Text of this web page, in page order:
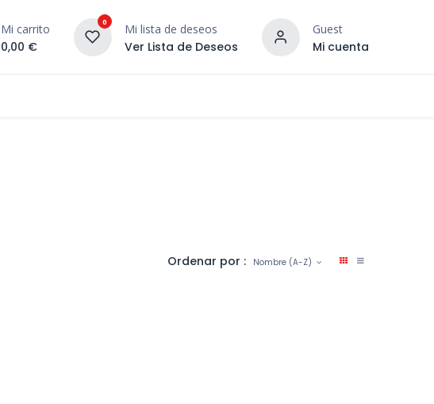
Mi carrito
0,00 €
0 Mi lista de deseos
Ver Lista de Deseos
Guest
Mi cuenta
¡DESCUBRE NUESTRO
Ordenar por : Nombre (A-Z)